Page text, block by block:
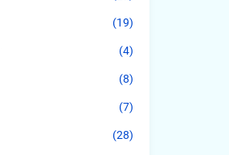
(19)
(4)
(8)
(7)
(28)